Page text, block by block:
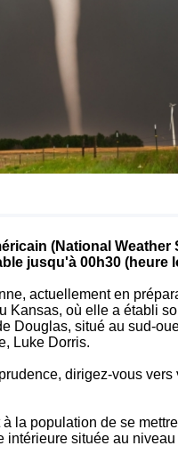
(National Weather
jusqu'à 00h30 (heure
actuellement en
Kansas, où elle a établi
Douglas, situé au sud-
Luke Dorris.
dirigez-vous vers
la population de se
située au